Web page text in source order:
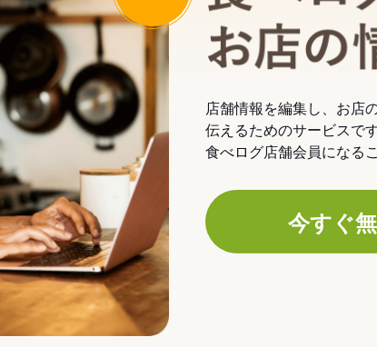
店舗情報を編集し、お店
伝えるためのサービスです
食べログ店舗会員になる
今すぐ